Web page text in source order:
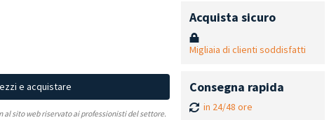
e acquistare
al sito web riservato ai professionisti del settore.
Acquista sicuro
Migliaia di clienti soddisfatti
Consegna rapida
in 24/48 ore